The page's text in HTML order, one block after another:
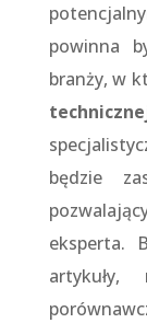
powinna
branży, w
będzie
eksperta.